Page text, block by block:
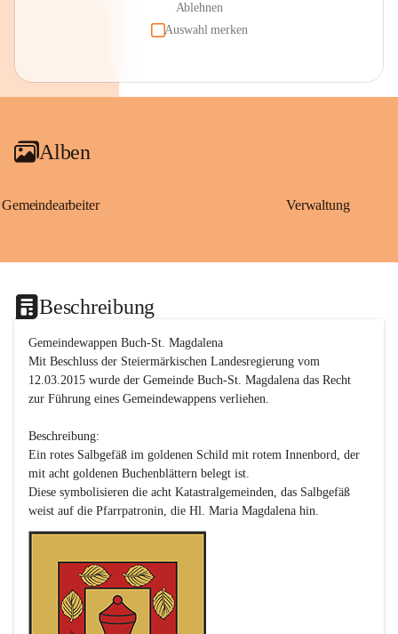
Ablehnen
Auswahl merken
Alben
Gemeindearbeiter Verwaltung
Beschreibung
Gemeindewappen Buch-St. Magdalena
Mit Beschluss der Steiermärkischen Landesregierung vom
12.03.2015 wurde der Gemeinde Buch-St. Magdalena das Recht
zur Führung eines Gemeindewappens verliehen.
Beschreibung:
Ein rotes Salbgefäß im goldenen Schild mit rotem Innenbord, der
mit acht goldenen Buchenblättern belegt ist.
Diese symbolisieren die acht Katastralgemeinden, das Salbgefäß